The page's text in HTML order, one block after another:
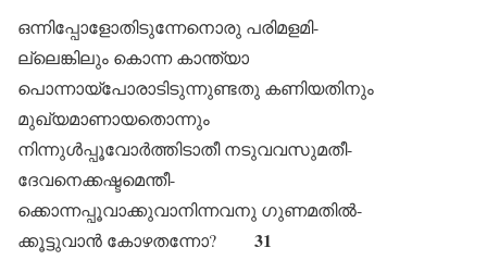
ഒന്നിപ്പോളോതിടുന്നേനൊരു പരിമളമി-
ല്ലെങ്കിലും കൊന്ന കാന്ത്യാ
പൊന്നായ്പോരാടിടുന്നുണ്ടതു കണിയതിനും
മുഖ്യമാണായതൊന്നും
നിന്നുൾപ്പൂവോർത്തിടാതീ നടുവവസുമതീ-
ദേവനെക്കഷ്ടമെന്തീ-
ക്കൊന്നപ്പൂവാക്കുവാനിന്നവനു ഗുണമതിൽ-
ക്കൂട്ടുവാൻ കോഴതന്നോ?
31